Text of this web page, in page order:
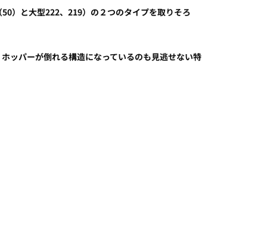
）と大型222、219）の２つのタイプを取りそろ
ッパーが倒れる構造になっているのも見逃せない特